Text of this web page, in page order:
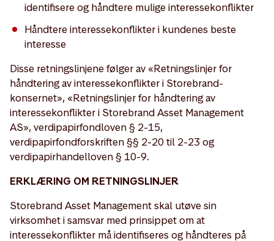
identifisere og håndtere mulige interessekonflikter
Håndtere interessekonflikter i kundenes beste
interesse
Disse retningslinjene følger av «Retningslinjer for
håndtering av interessekonflikter i Storebrand-
konsernet», «Retningslinjer for håndtering av
interessekonflikter i Storebrand Asset Management
AS», verdipapirfondloven § 2-15,
verdipapirfondforskriften §§ 2-20 til 2-23 og
verdipapirhandelloven § 10-9.
ERKLÆRING OM RETNINGSLINJER
Storebrand Asset Management skal utøve sin
virksomhet i samsvar med prinsippet om at
interessekonflikter må identifiseres og håndteres på